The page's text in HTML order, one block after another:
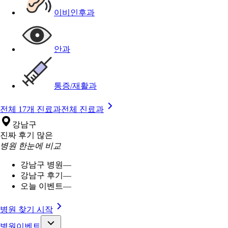
이비인후과
안과
통증/재활과
전체 17개 진료과전체 진료과
강남구
진짜 후기 많은
병원 한눈에 비교
강남구 병원—
강남구 후기 —
오늘 이벤트—
병원 찾기 시작
병원이벤트